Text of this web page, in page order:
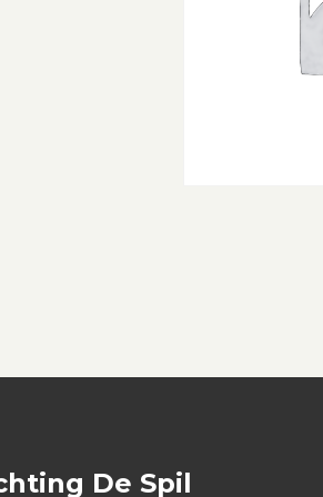
De Spil